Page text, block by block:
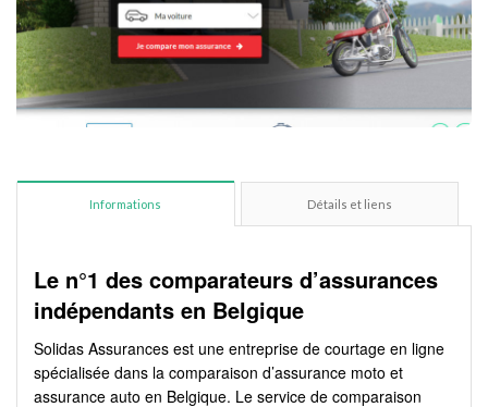
Informations Détails et liens
Le n°1 des comparateurs d’assurances
indépendants en Belgique
Solidas Assurances est une entreprise de courtage en ligne
spécialisée dans la comparaison d’assurance moto et
assurance auto en Belgique. Le service de comparaison